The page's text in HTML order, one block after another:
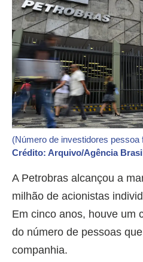
(Número de investidores
Crédito: Arquivo/Agência
A Petrobras alcançou a
milhão de acionistas
Em cinco anos, houve um
do número de pessoas
companhia.